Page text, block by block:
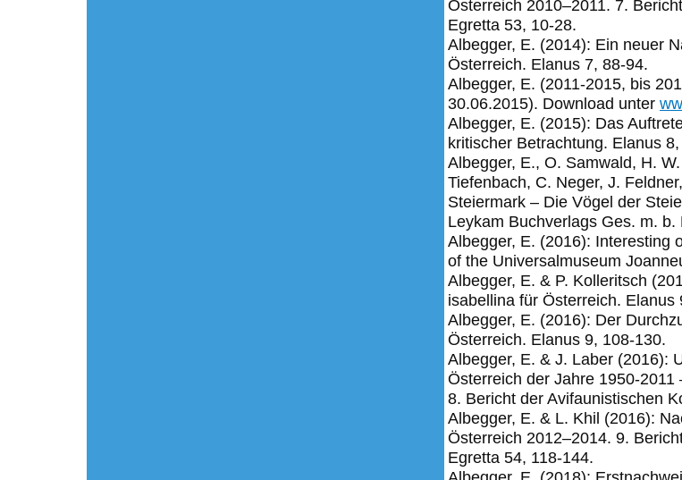
Österreich 2010–2011. 7.
Egretta 53, 10-28.
Albegger, E. (2014): Ein neuer
Österreich. Elanus 7, 88-94.
Albegger, E. (2011-2015, bis
30.06.2015). Download unter
Albegger, E. (2015): Das
kritischer Betrachtung. Elanus
Albegger, E., O. Samwald, H.
Tiefenbach, C. Neger, J.
Steiermark – Die Vögel der
Leykam Buchverlags Ges. m.
Albegger, E. (2016): Interesting
of the Universalmuseum
Albegger, E. & P. Kolleritsch
isabellina für Österreich. Elanus
Albegger, E. (2016): Der
Österreich. Elanus 9, 108-130.
Albegger, E. & J. Laber (2016):
Österreich der Jahre 1950-
8. Bericht der Avifaunistischen
Albegger, E. & L. Khil (2016):
Österreich 2012–2014. 9.
Egretta 54, 118-144.